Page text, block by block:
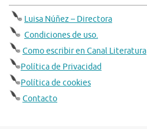
Luisa Núñez – Directora
Condiciones de uso.
Como escribir en Canal Literatura
Política de Privacidad
Política de cookies
Contacto